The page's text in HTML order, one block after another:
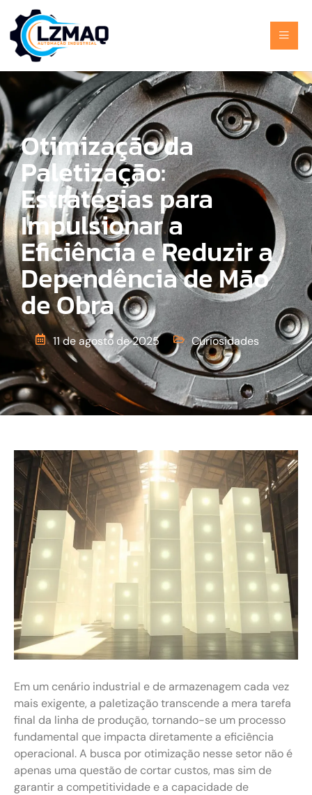
Otimização da
Paletização:
Estratégias para
Impulsionar a
Eficiência e Reduzir a
Dependência de Mão
de Obra
11 de agosto de 2025 Curiosidades
Em um cenário industrial e de armazenagem cada vez
mais exigente, a paletização transcende a mera tarefa
final da linha de produção, tornando-se um processo
fundamental que impacta diretamente a eficiência
operacional. A busca por otimização nesse setor não é
apenas uma questão de cortar custos, mas sim de
garantir a competitividade e a capacidade de